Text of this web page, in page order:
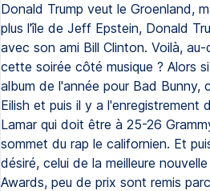
Donald Trump veut le Groenland,
plus l'île de Jeff Epstein, Donald
avec son ami Bill Clinton. Voilà,
cette soirée côté musique ? Alors
album de l'année pour Bad Bunny,
Eilish et puis il y a l'enregistrement
Lamar qui doit être à 25-26
sommet du rap le californien. Et
désiré, celui de la meilleure
Awards, peu de prix sont remis